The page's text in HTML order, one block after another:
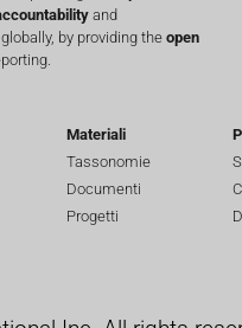
and
by providing the open
Materiali
Tassonomie
Documenti
Progetti